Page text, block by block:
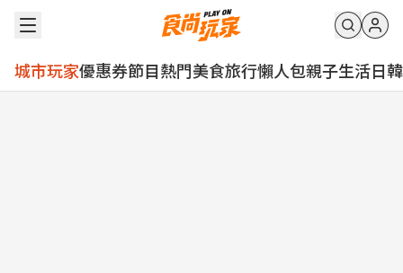
城市玩家優惠券節目熱門美食旅行懶人包親子生活日韓